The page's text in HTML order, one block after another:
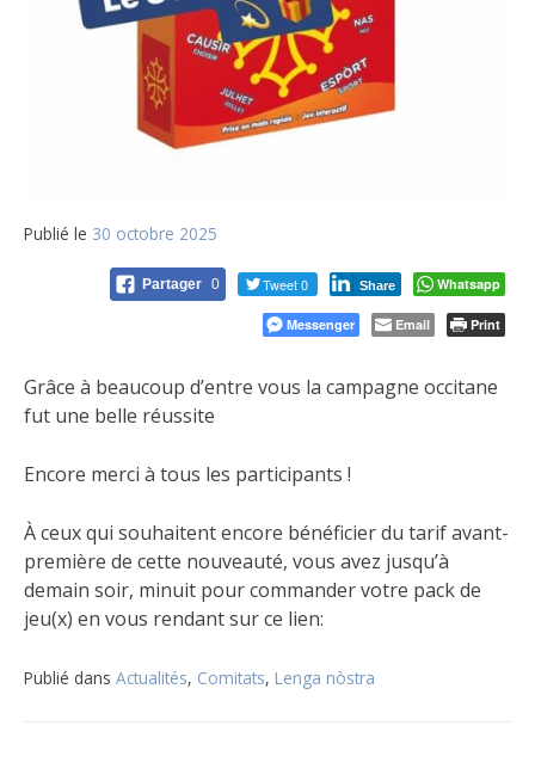
Publié le 30 octobre 2025
Partager 0 Tweet 0 Share Whatsapp
Messenger Email Print
Grâce à beaucoup d’entre vous la campagne occitane
fut une belle réussite
Encore merci à tous les participants !
À ceux qui souhaitent encore bénéficier du tarif avant-
première de cette nouveauté, vous avez jusqu’à
demain soir, minuit pour commander votre pack de
jeu(x) en vous rendant sur ce lien:
Publié dans Actualités, Comitats, Lenga nòstra